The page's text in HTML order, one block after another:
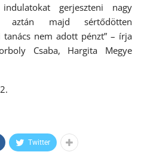
gerjeszteni nagy
aztán majd sértődötten
nem adott pénzt” – írja
Csaba, Hargita Megye
Twitter